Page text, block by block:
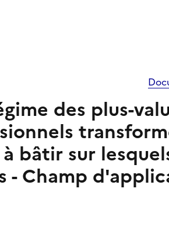
des plus-
bâtir sur
- Champ